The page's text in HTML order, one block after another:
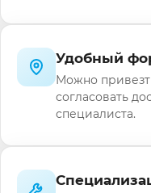
Удобный
Можно
согласовать
специалиста.